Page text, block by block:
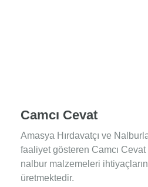
Camcı Cevat
Amasya Hırdavatçı ve
faaliyet gösteren Camcı Cevat
nalbur malzemeleri
üretmektedir.